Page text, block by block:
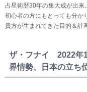
占星術歴30年の集大成が出来
初心者の方にもとっても分か
貴方が生まれてきた目的＆計
ザ・フナイ 2022年
界情勢、日本の立ち